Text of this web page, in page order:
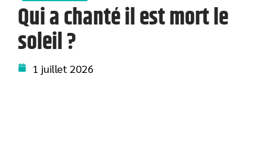
Qui a chanté il est mort le
soleil ?
1 juillet 2026